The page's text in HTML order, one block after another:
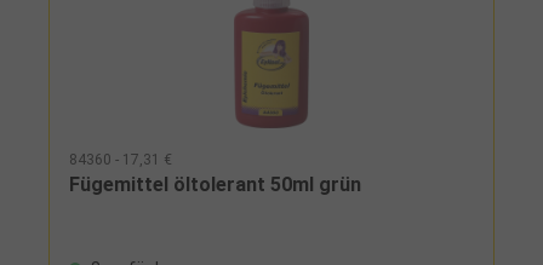
84360 - 17,31 €
Fügemittel öltolerant 50ml grün